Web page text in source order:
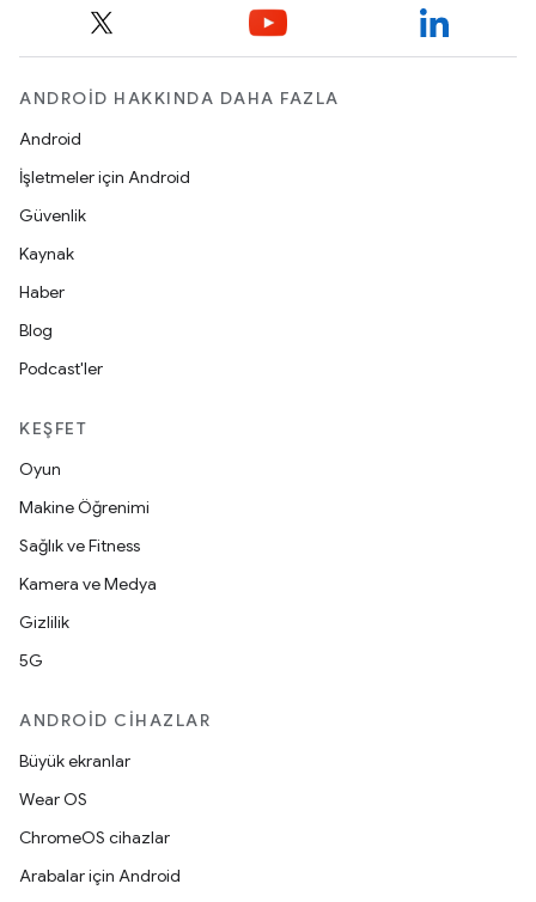
ANDROID HAKKINDA DAHA FAZLA
Android
İşletmeler için Android
Güvenlik
Kaynak
Haber
Blog
Podcast'ler
KEŞFET
Oyun
Makine Öğrenimi
Sağlık ve Fitness
Kamera ve Medya
Gizlilik
5G
ANDROID CIHAZLAR
Büyük ekranlar
Wear OS
ChromeOS cihazlar
Arabalar için Android